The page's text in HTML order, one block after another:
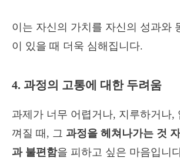
이는 자신의 가치를 자신의 성과와
이 있을 때 더욱 심해집니다.
4. 과정의 고통에 대한 두려움
과제가 너무 어렵거나, 지루하거나,
껴질 때, 그 과정을 헤쳐나가는 것
과 불편함을 피하고 싶은 마음입니